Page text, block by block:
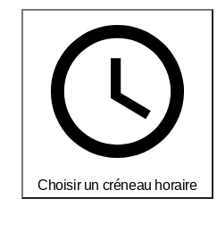
Choisir un créneau horaire